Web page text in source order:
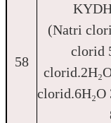
58
(Natri
clorid
clorid.6H₂O